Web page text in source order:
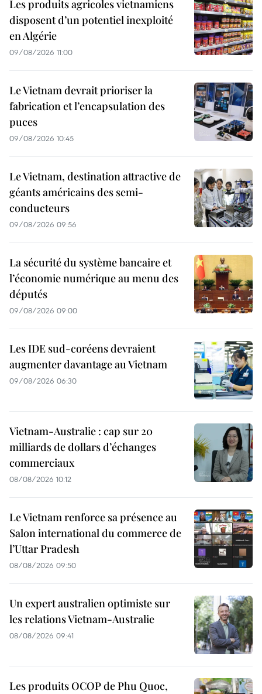
Les produits agricoles vietnamiens
disposent d’un potentiel inexploité
en Algérie
09/08/2026 11:00
Le Vietnam devrait prioriser la
fabrication et l’encapsulation des
puces
09/08/2026 10:45
Le Vietnam, destination attractive de
géants américains des semi-
conducteurs
09/08/2026 09:56
La sécurité du système bancaire et
l’économie numérique au menu des
députés
09/08/2026 09:00
Les IDE sud-coréens devraient
augmenter davantage au Vietnam
09/08/2026 06:30
Vietnam-Australie : cap sur 20
milliards de dollars d’échanges
commerciaux
08/08/2026 10:12
Le Vietnam renforce sa présence au
Salon international du commerce de
l’Uttar Pradesh
08/08/2026 09:50
Un expert australien optimiste sur
les relations Vietnam-Australie
08/08/2026 09:41
Les produits OCOP de Phu Quoc,